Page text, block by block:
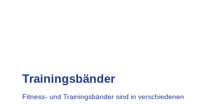
Trainingsbänder
Fitness- und Trainingsbänder sind in verschiedenen